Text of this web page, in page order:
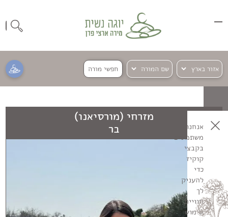
חפשי מורה
אנחנו
משתמשים
בקבצי
קוקיז
כדי
להעניק
לך
חוויית
שימוש
מזרחי (מורסיאנו)
בר